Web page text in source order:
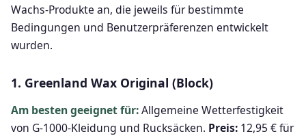
Wachs-Produkte an, die jeweils für bestimmte
Bedingungen und Benutzerpräferenzen entwickelt
wurden.
1. Greenland Wax Original (Block)
Am besten geeignet für:Allgemeine Wetterfestigkeit
von G-1000-Kleidung und Rucksäcken. Preis: 12,95 € für